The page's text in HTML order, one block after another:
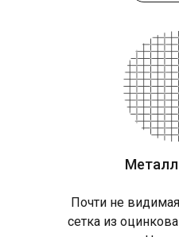
Почти не
сетка из